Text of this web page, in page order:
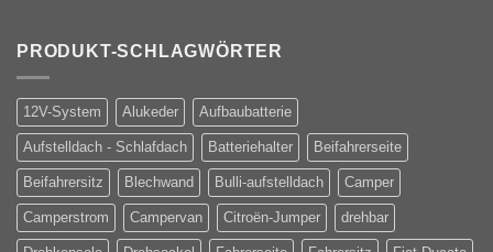
PRODUKT-SCHLAGWÖRTER
12V-System Alukeder Aufbaubatterie
Aufstelldach - Schlafdach Batteriehalter Beifahrerseite
Beifahrersitz Blechwand Bulli-aufstelldach Camper
Camperstrom Campervan Citroën-Jumper drehbar